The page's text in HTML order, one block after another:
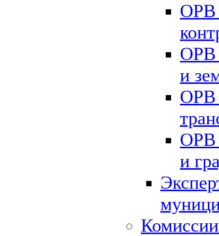
ОРВ
ОРВ
и
ОРВ
ОРВ
и